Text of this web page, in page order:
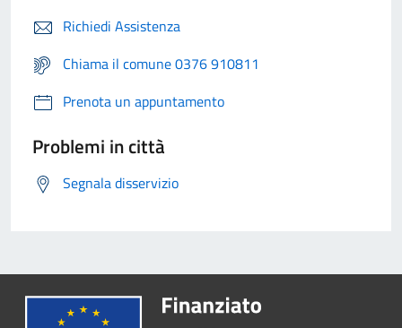
Richiedi Assistenza
Chiama il comune 0376 910811
Prenota un appuntamento
Problemi in città
Segnala disservizio